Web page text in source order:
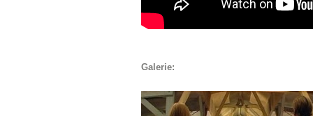
Galerie: